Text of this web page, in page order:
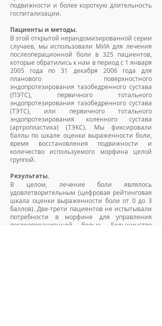
подвижности и более короткую длительность
госпитализации.
Пациенты и методы.
В этой открытой нерандомизированной серии
случаев, мы использовали МИА для лечения
послеоперационной боли в 325 пациентов,
которые обратились к нам в период с 1 января
2005 года по 31 декабря 2006 года для
планового поверхностного
эндопротезирования тазобедренного сустава
(ПЭТС), первичного тотального
эндопротезирования тазобедренного сустава
(ТЭТС), или первичного тотального
эндопротезирования коленного сустава
(артропластика) (ТЭКС). Мы фиксировали
баллы по шкале оценки выраженности боли,
время восстановления подвижности и
количество используемого морфина целой
группой.
Результаты.
В целом, лечение боли являлось
удовлетворительным (цифровая рейтинговая
шкала оценки выраженности боли от 0 до 3
баллов). Две-трети пациентов не испытывали
потребности в морфине для управления
послеоперационной болью. Большинство